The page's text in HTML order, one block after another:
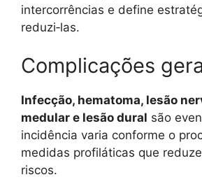
intercorrências e define
reduzi‑las.
Complicações
Infecção, hematoma, lesão
medular e lesão dural são
incidência varia conforme o
medidas profiláticas que
riscos.